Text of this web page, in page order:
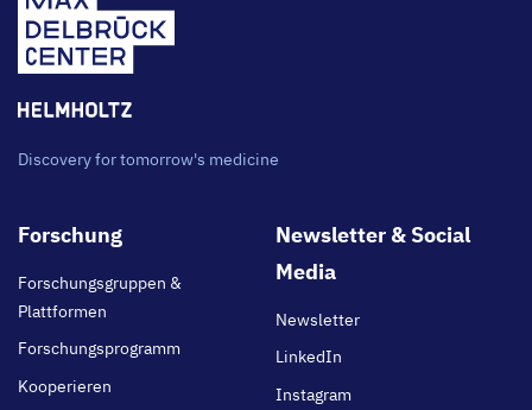
Discovery for tomorrow's medicine
Footer
Forschung
Forschungsgruppen &
Plattformen
Forschungsprogramm
Kooperieren
Newsletter & Social
Media
Newsletter
LinkedIn
Instagram